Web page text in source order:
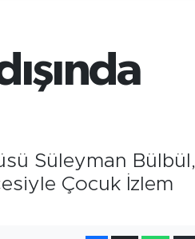
Süleyman Bülbül,
Çocuk İzlem